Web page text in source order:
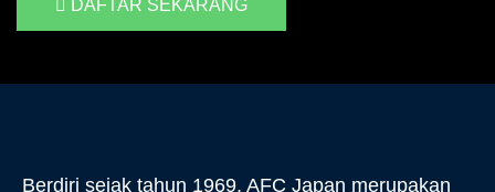
DAFTAR SEKARANG
Berdiri sejak tahun 1969, AFC Japan merupakan